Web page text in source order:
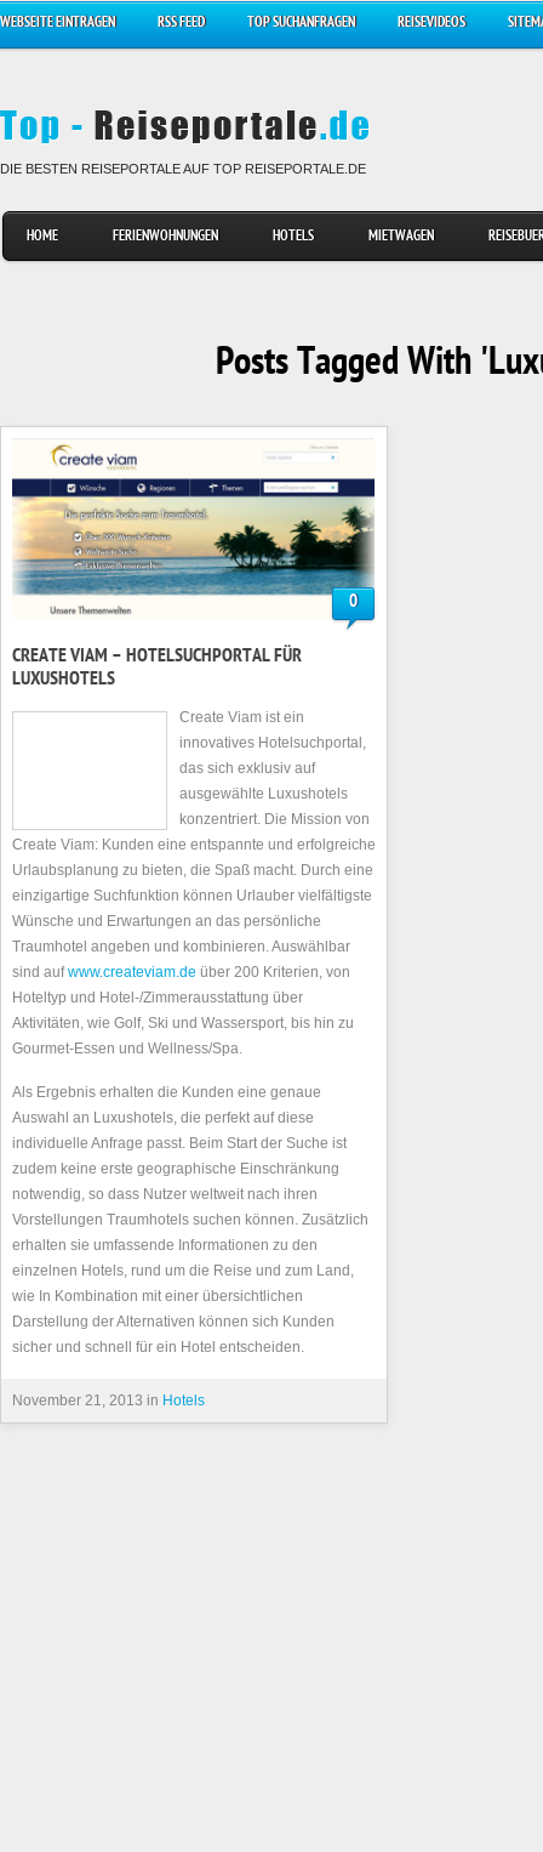
WEBSEITE EINTRAGEN RSS FEED TOP SUCHANFRAGEN REISEVIDEOS
DIE BESTEN REISEPORTALE AUF TOP REISEPORTALE.DE
HOME FERIENWOHNUNGEN HOTELS MIETWAGEN
Posts Tagged With
0
CREATE VIAM – HOTELSUCHPORTAL FÜR
LUXUSHOTELS
Create Viam ist ein
innovatives Hotelsuchportal,
das sich exklusiv auf
ausgewählte Luxushotels
konzentriert. Die Mission von
Create Viam: Kunden eine entspannte und erfolgreiche
Urlaubsplanung zu bieten, die Spaß macht. Durch eine
einzigartige Suchfunktion können Urlauber vielfältigste
Wünsche und Erwartungen an das persönliche
Traumhotel angeben und kombinieren. Auswählbar
sind aufwww.createviam.de über 200 Kriterien, von
Hoteltyp und Hotel-/Zimmerausstattung über
Aktivitäten, wie Golf, Ski und Wassersport, bis hin zu
Gourmet-Essen und Wellness/Spa.
Als Ergebnis erhalten die Kunden eine genaue
Auswahl an Luxushotels, die perfekt auf diese
individuelle Anfrage passt. Beim Start der Suche ist
zudem keine erste geographische Einschränkung
notwendig, so dass Nutzer weltweit nach ihren
Vorstellungen Traumhotels suchen können. Zusätzlich
erhalten sie umfassende Informationen zu den
einzelnen Hotels, rund um die Reise und zum Land,
wie In Kombination mit einer übersichtlichen
Darstellung der Alternativen können sich Kunden
sicher und schnell für ein Hotel entscheiden.
November 21, 2013 in Hotels